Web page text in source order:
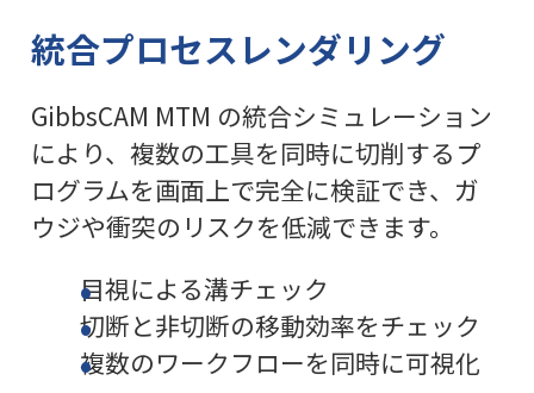
統合プロセスレンダリング
GibbsCAM MTM の統合シミュレーション
により、複数の工具を同時に切削するプ
ログラムを画面上で完全に検証でき、ガ
ウジや衝突のリスクを低減できます。
目視による溝チェック
切断と非切断の移動効率をチェック
複数のワークフローを同時に可視化